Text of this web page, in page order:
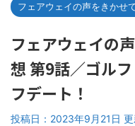
フェアウェイの声をきかせ
フェアウェイの
想 第9話／ゴル
フデート！
投稿日：2023年9月21日 更